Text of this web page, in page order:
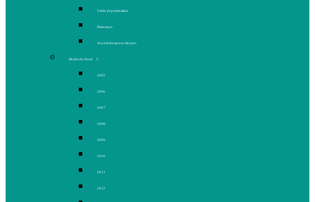
Vidéo de présentation
Historique
Journal des jeunes citoyens
Rivière du Nord
2005
2006
2007
2008
2009
2010
2011
2012